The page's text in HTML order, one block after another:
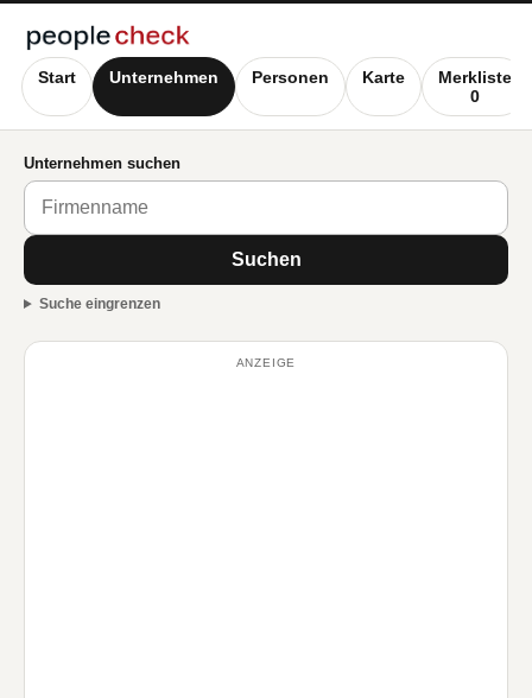
Start Unternehmen Personen Karte
Merkliste
0
Unternehmen suchen
Suchen
Suche eingrenzen
ANZEIGE